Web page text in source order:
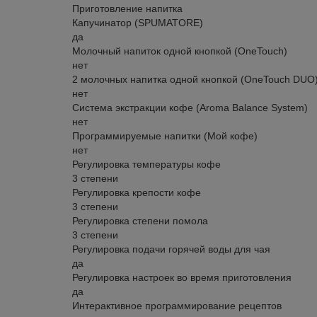
Приготовление напитка
Капучинатор (SPUMATORЕ)
да
Молочный напиток одной кнопкой (OneTouch)
нет
2 молочных напитка одной кнопкой (OneTouch
нет
Система экстракции кофе (Aroma Balance System)
нет
Программируемые напитки (Мой кофе)
нет
Регулировка температуры кофе
3 степени
Регулировка крепости кофе
3 степени
Регулировка степени помола
3 степени
Регулировка подачи горячей воды для чая
да
Регулировка настроек во время приготовления
да
Интерактивное программирование рецептов